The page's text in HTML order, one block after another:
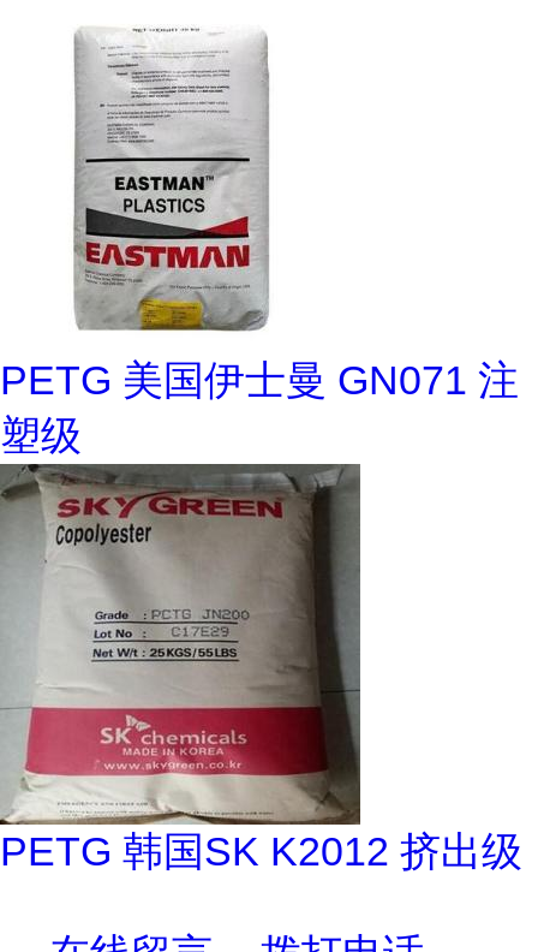
PETG 美国伊士曼 GN071 注
塑级
PETG 韩国SK K2012 挤出级